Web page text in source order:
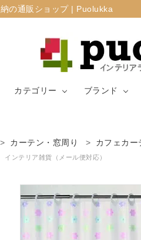
の通販ショップ | Puolukka
カテゴリー
カーテン・窓周
り
生地（ファブリ
ック）
ブランド
ン
カーテン・窓周り カフェカー
インテリア雑貨（メール便対応）